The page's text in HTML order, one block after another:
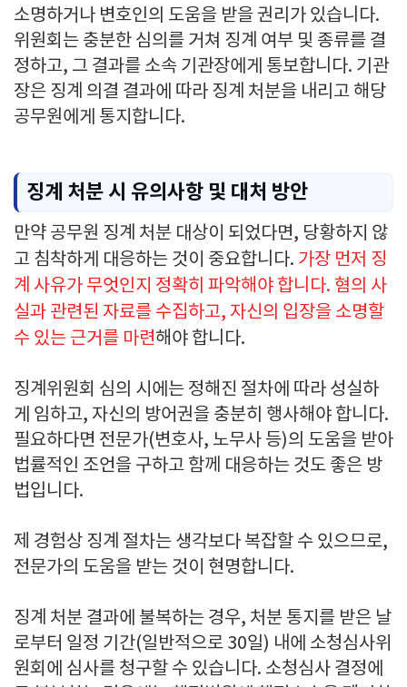
소명하거나 변호인의 도움을 받을 권리가 있습니다.
위원회는 충분한 심의를 거쳐 징계 여부 및 종류를 결
정하고, 그 결과를 소속 기관장에게 통보합니다. 기관
장은 징계 의결 결과에 따라 징계 처분을 내리고 해당
공무원에게 통지합니다.
징계 처분 시 유의사항 및 대처 방안
만약 공무원 징계 처분 대상이 되었다면, 당황하지 않
고 침착하게 대응하는 것이 중요합니다. 가장 먼저 징
계 사유가 무엇인지 정확히 파악해야 합니다. 혐의 사
실과 관련된 자료를 수집하고, 자신의 입장을 소명할
수 있는 근거를 마련해야 합니다.
징계위원회 심의 시에는 정해진 절차에 따라 성실하
게 임하고, 자신의 방어권을 충분히 행사해야 합니다.
필요하다면 전문가(변호사, 노무사 등)의 도움을 받아
법률적인 조언을 구하고 함께 대응하는 것도 좋은 방
법입니다.
제 경험상 징계 절차는 생각보다 복잡할 수 있으므로,
전문가의 도움을 받는 것이 현명합니다.
징계 처분 결과에 불복하는 경우, 처분 통지를 받은 날
로부터 일정 기간(일반적으로 30일) 내에 소청심사위
원회에 심사를 청구할 수 있습니다. 소청심사 결정에